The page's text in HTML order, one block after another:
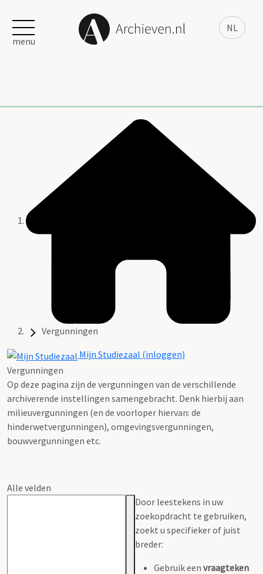
NL
menu
Vergunningen
Mijn Studiezaal (inloggen)
Vergunningen
Op deze pagina zijn de vergunningen van de verschillende
archiverende instellingen samengebracht. Denk hierbij aan
milieuvergunningen (en de voorloper hiervan: de
hinderwetvergunningen), omgevingsvergunningen,
bouwvergunningen etc.
Alle velden
Door leestekens in uw
zoekopdracht te gebruiken,
zoekt u specifieker of juist
breder:
Gebruik een vraagteken